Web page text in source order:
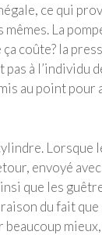
ce qui
La
coûte? la
à
au point
Lorsque
envoyé
que les
du fait